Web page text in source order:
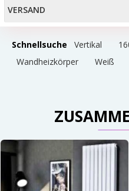
VERSAND
Schnellsuche Vertikal
Wandheizkörper
Weiß